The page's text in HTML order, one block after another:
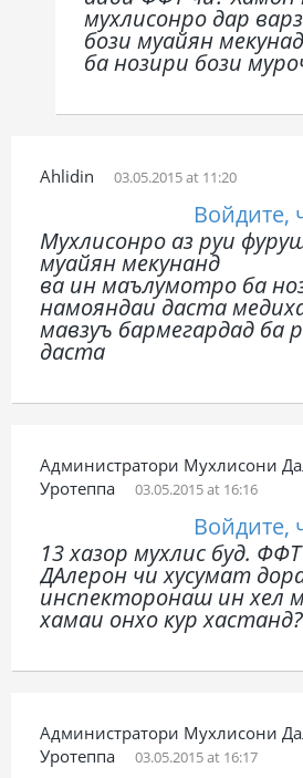
мухлисонро дар
бози муайян
ба нозири бози
Ahlidin 03.05.2015 at 11:20
Войдите,
Мухлисонро аз руи
муайян мекунанд
ва ин маълумотро ба
намояндаи даста
мавзуъ бармегардад ба
даста
Администратори Мухлисони
Уротеппа
03.05.2015 at 16:16
Войдите,
13 хазор мухлис буд.
ДАлерон чи хусумат
инспекторонаш ин хел
хамаи онхо кур хастанд?
Администратори Мухлисони
Уротеппа
03.05.2015 at 16:17